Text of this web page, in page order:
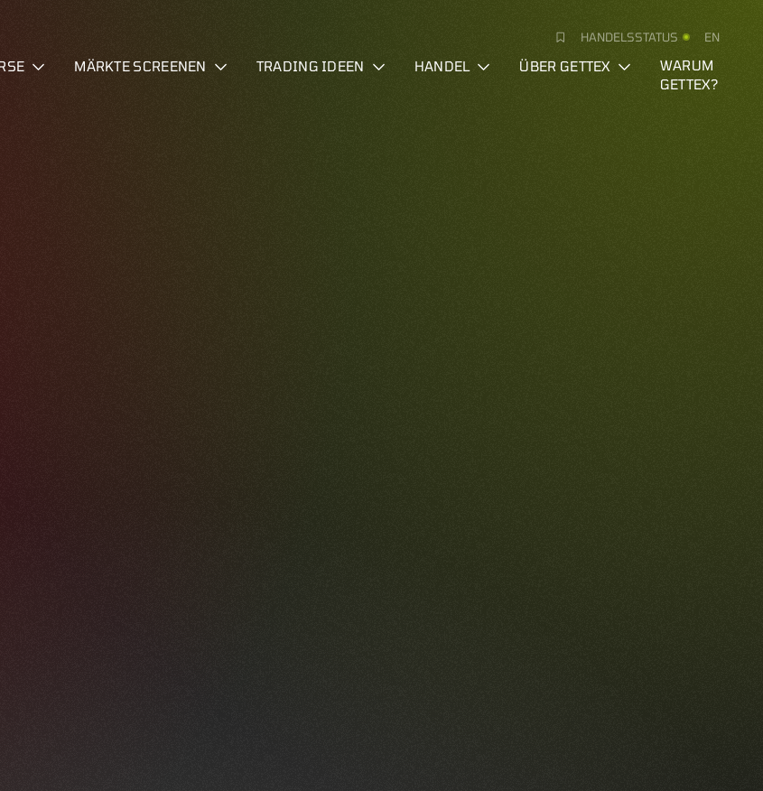
HANDELSSTATUS EN
MÄRKTE SCREENEN TRADING IDEEN HANDEL ÜBER GETTEX
WARUM
GETTEX?